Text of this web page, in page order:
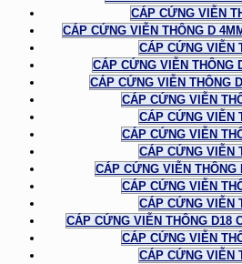
CÁP CỨNG VIỄN
CÁP CỨNG VIỄN THÔNG D
CÁP CỨNG VIỄN
CÁP CỨNG VIỄN THÔNG
CÁP CỨNG VIỄN THÔNG
CÁP CỨNG VIỄN
CÁP CỨNG VIỄN
CÁP CỨNG VIỄN
CÁP CỨNG VIỄN
CÁP CỨNG VIỄN THÔNG
CÁP CỨNG VIỄN
CÁP CỨNG VIỄN
CÁP CỨNG VIỄN THÔNG D18
CÁP CỨNG VIỄN
CÁP CỨNG VIỄN